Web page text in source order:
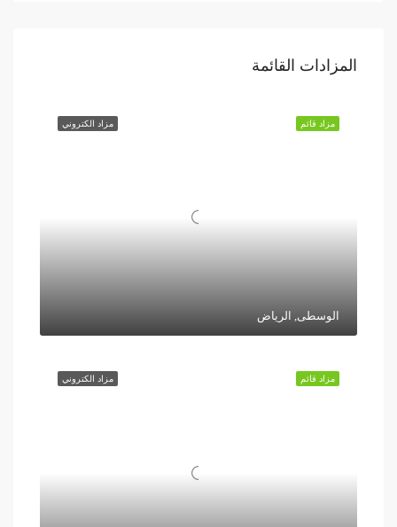
المزادات القائمة
مزاد الكتروني مزاد قائم
الوسطى, الرياض
مزاد الكتروني مزاد قائم